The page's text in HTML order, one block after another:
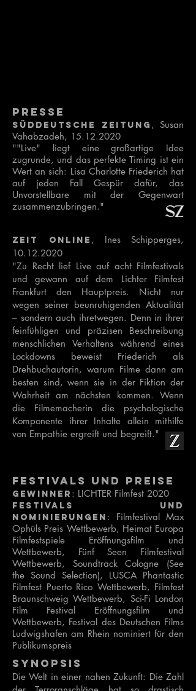
Presse
Süddeutsche Zeitung , Susan
Vahabzadeh, 15.12.2020
""Live" liegt eine großartige Idee
zugrunde, und das perfekte Timing ist ein
Wert an sich: Lisa Charlotte Friederich hat
auf jeden Fall Gespür dafür, das
Unvorstellbare mit der Gegenwart
zusammenzubringen."
ZEIT online , Ines Schipperges,
10.12.2020
"Zu Recht lief Live auf acht Filmfestivals
und gewann auf dem Lichter Filmfest
Frankfurt den Hauptpreis. Nicht nur
wegen seiner beunruhigenden Aktualität
– sondern auch ihretwegen. Denn in ihrer
feinfühligen und präzisen Beschreibung
menschlichen Verhaltens während eines
Lockdowns beweist Friederich als
Drehbuchautorin, warum Filme dann am
besten sind, wenn sie in der Fiktion der
Wahrheit am nächsten kommen. Wenn
die Filmemacherin die psychologische
Komponente ihrer Inhalte allein mithilfe
von Empathie ergreift und begreift."
Festivals und Preise
Gewinner : LICHTER Filmfest 2020
Festivals und
nominierungen : Filmfestival Max
Ophüls Preis Wettbewerb, Heimat Europa
Filmfestspiele Eröffnungsfilm und
Wettbewerb, Fünf Seen Filmfestival
Wettbewerb, Soundtrack Cologne (See
the Sound Selection), LUSCA Phantastic
Filmfest Puerto Rico Wettbewerb, Filmfest
Braunschweig Wettbewerb, Sci-Fi London
Film Festival Eröffnungsfilm und
Wettbewerb, Festival des Deutschen Films
Ludwigshafen am Rhein nominiert für den
Publikumspreis
Synopsis
Die Welt in einer nahen Zukunft: Die Zahl